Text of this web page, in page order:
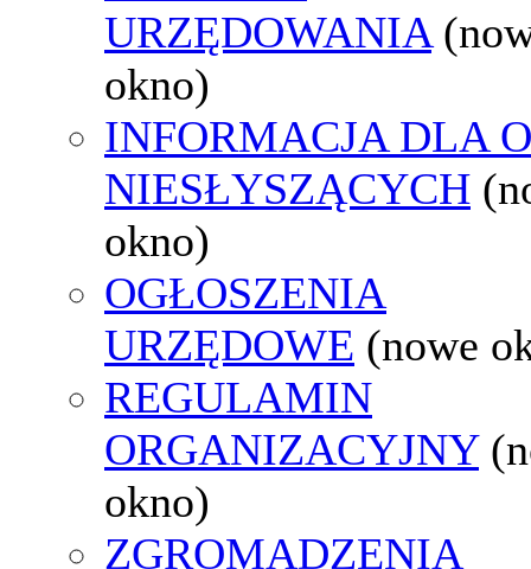
URZĘDOWANIA
okno)
INFORMACJA DLA
NIESŁYSZĄCYCH
okno)
OGŁOSZENIA
URZĘDOWE (nowe
REGULAMIN
ORGANIZACYJNY
okno)
ZGROMADZENIA